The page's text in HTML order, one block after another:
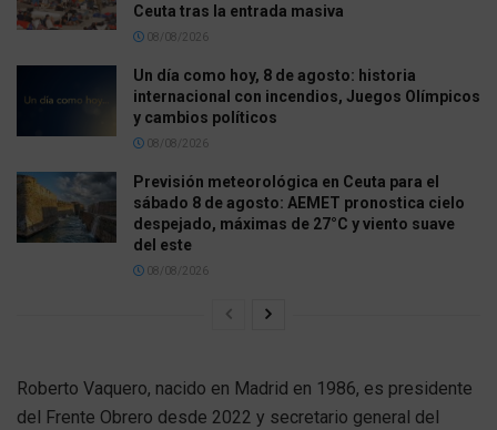
Ceuta tras la entrada masiva
08/08/2026
Un día como hoy, 8 de agosto: historia
internacional con incendios, Juegos Olímpicos
y cambios políticos
08/08/2026
Previsión meteorológica en Ceuta para el
sábado 8 de agosto: AEMET pronostica cielo
despejado, máximas de 27°C y viento suave
del este
08/08/2026
Roberto Vaquero, nacido en Madrid en 1986, es presidente
del Frente Obrero desde 2022 y secretario general del